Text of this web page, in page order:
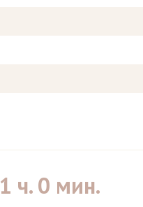
1 ч. 0 мин.